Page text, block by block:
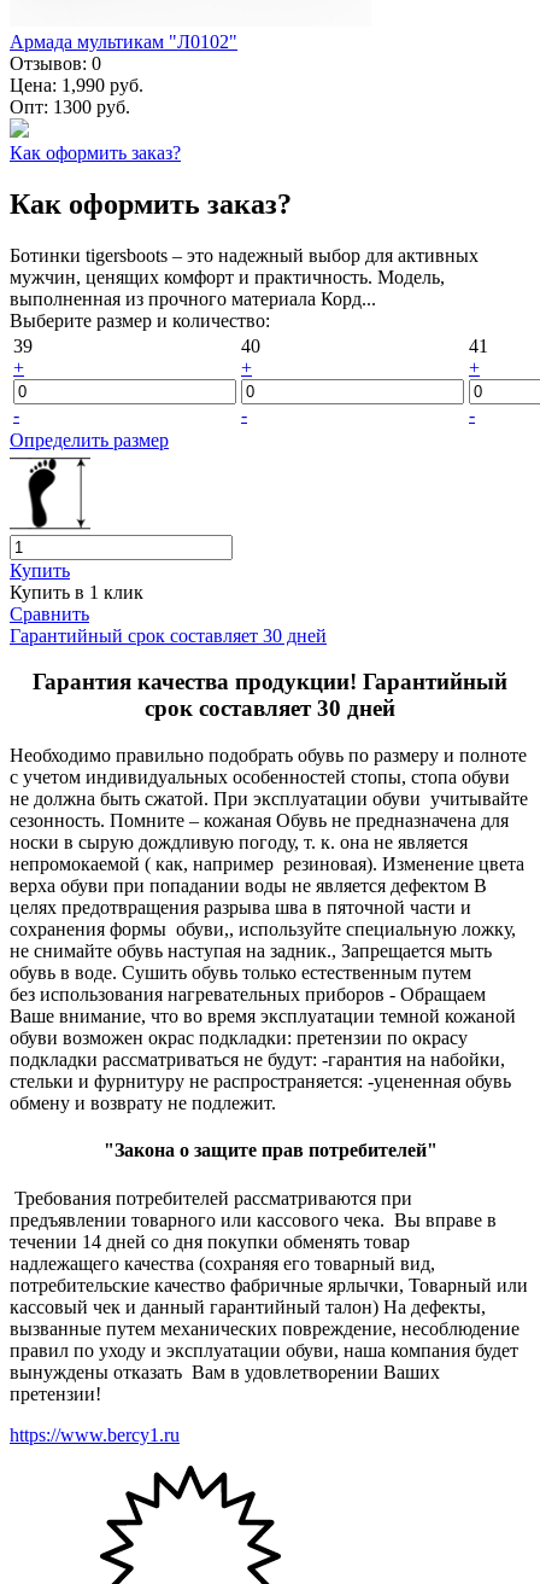
Армада мультикам "Л0102"
Отзывов: 0
Цена: 1,990 руб.
Опт: 1300 руб.
Как оформить заказ?
Как оформить заказ?
Ботинки tigersboots – это надежный выбор для активных
мужчин, ценящих комфорт и практичность. Модель,
выполненная из прочного материала Корд...
Выберите размер и количество:
39
+
-
40
+
-
41
+
-
Определить размер
Купить
Купить в 1 клик
Сравнить
Гарантийный срок составляет 30 дней
Гарантия качества продукции! Гарантийный
срок составляет 30 дней
Необходимо правильно подобрать обувь по размеру и полноте
с учетом индивидуальных особенностей стопы, стопа обуви
не должна быть сжатой. При эксплуатации обуви учитывайте
сезонность. Помните – кожаная Обувь не предназначена для
носки в сырую дождливую погоду, т. к. она не является
непромокаемой ( как, например резиновая). Изменение цвета
верха обуви при попадании воды не является дефектом В
целях предотвращения разрыва шва в пяточной части и
сохранения формы обуви,, используйте специальную ложку,
не снимайте обувь наступая на задник., Запрещается мыть
обувь в воде. Сушить обувь только естественным путем
без использования нагревательных приборов - Обращаем
Ваше внимание, что во время эксплуатации темной кожаной
обуви возможен окрас подкладки: претензии по окрасу
подкладки рассматриваться не будут: -гарантия на набойки,
стельки и фурнитуру не распространяется: -уцененная обувь
обмену и возврату не подлежит.
"Закона о защите прав потребителей"
Требования потребителей рассматриваются при
предъявлении товарного или кассового чека. Вы вправе в
течении 14 дней со дня покупки обменять товар
надлежащего качества (сохраняя его товарный вид,
потребительские качество фабричные ярлычки, Товарный или
кассовый чек и данный гарантийный талон) На дефекты,
вызванные путем механических повреждение, несоблюдение
правил по уходу и эксплуатации обуви, наша компания будет
вынуждены отказать Вам в удовлетворении Ваших
претензии!
https://www.bercy1.ru